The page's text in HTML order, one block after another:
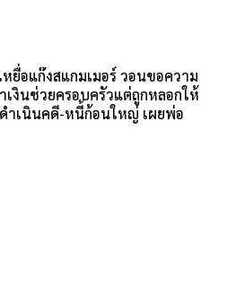
หยื่อแก๊งสแกมเมอร์ วอนขอความ
เงินช่วยครอบครัวแต่ถูกหลอกให้
ำเนินคดี-หนี้ก้อนใหญ่ เผยพ่อ